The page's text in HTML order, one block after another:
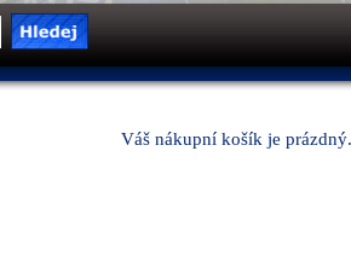
Váš nákupní košík je prázdný.